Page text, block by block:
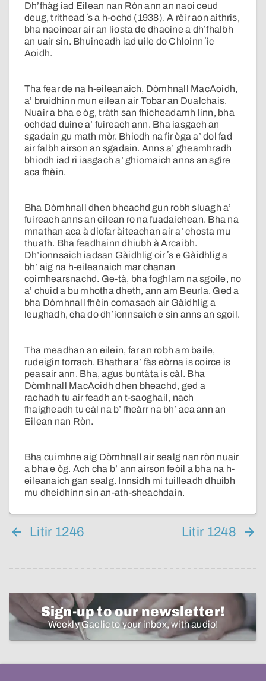
Dh’fhàg iad Eilean nan Ròn ann an naoi ceud
deug, trithead ʼs a h-ochd (1938). A rèir aon aithris,
bha naoinear air an liosta de dhaoine a dh’fhalbh
an uair sin. Bhuineadh iad uile do Chloinn ʼic
Aoidh.
Tha fear de na h-eileanaich, Dòmhnall MacAoidh,
a’ bruidhinn mun eilean air Tobar an Dualchais.
Nuair a bha e òg, tràth san fhicheadamh linn, bha
ochdad duine a’ fuireach ann. Bha iasgach an
sgadain gu math mòr. Bhiodh na fir òga a’ dol fad
air falbh airson an sgadain. Anns a’ gheamhradh
bhiodh iad ri iasgach a’ ghiomaich anns an sgìre
aca fhèin.
Bha Dòmhnall dhen bheachd gun robh sluagh a’
fuireach anns an eilean ro na fuadaichean. Bha na
mnathan aca à diofar àiteachan air a’ chosta mu
thuath. Bha feadhainn dhiubh à Arcaibh.
Dh’ionnsaich iadsan Gàidhlig oir ʼs e Gàidhlig a
bh’ aig na h-eileanaich mar chanan
coimhearsnachd. Ge-tà, bha foghlam na sgoile, no
a’ chuid a bu mhotha dheth, ann am Beurla. Ged a
bha Dòmhnall fhèin comasach air Gàidhlig a
leughadh, cha do dh’ionnsaich e sin anns an sgoil.
Tha meadhan an eilein, far an robh am baile,
rudeigin torrach. Bhathar a’ fàs eòrna is coirce is
peasair ann. Bha, agus buntàta is càl. Bha
Dòmhnall MacAoidh dhen bheachd, ged a
rachadh tu air feadh an t-saoghail, nach
fhaigheadh tu càl na b’ fheàrr na bh’ aca ann an
Eilean nan Ròn.
Bha cuimhne aig Dòmhnall air sealg nan ròn nuair
a bha e òg. Ach cha b’ ann airson feòil a bha na h-
eileanaich gan sealg. Innsidh mi tuilleadh dhuibh
mu dheidhinn sin an-ath-sheachdain.
Litir 1246 Litir 1248
Sign-up to our newsletter!
Weekly Gaelic to your inbox, with audio!